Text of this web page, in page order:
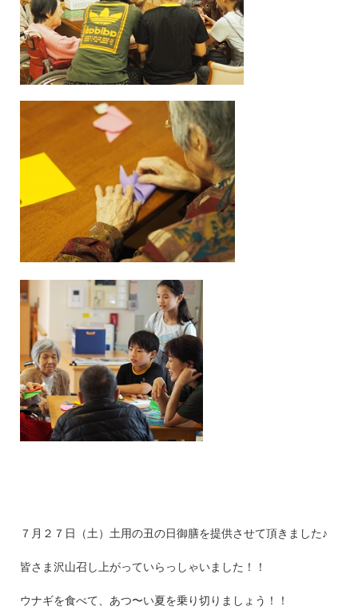
７月２７日（土）土用の丑の日御膳を提供させて頂きました♪
皆さま沢山召し上がっていらっしゃいました！！
ウナギを食べて、あつ〜い夏を乗り切りましょう！！